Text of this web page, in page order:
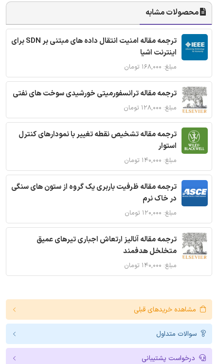
محصولات مشابه
ترجمه مقاله امنیت انتقال داده های مبتنی بر SDN برای
اینترنت اشیا
مبلغ: ۱۶۸,۰۰۰ تومان
ترجمه مقاله ترانسفورمیتی خورشیدی سوخت های نفتی
مبلغ: ۱۲۸,۰۰۰ تومان
ترجمه مقاله تشخیص نقطه تغییر با نمودارهای کنترل
استوار
مبلغ: ۱۴۰,۰۰۰ تومان
ترجمه مقاله ظرفیت باربری یک گروه از ستون های سنگی
در خاک نرم
مبلغ: ۱۲۰,۰۰۰ تومان
ترجمه مقاله آنالیز ارتعاش اجباری تیرهای عمیق
متخلخل هدفمند
مبلغ: ۱۴۰,۰۰۰ تومان
مشاهده خریدهای قبلی
سوالات متداول
درخواست پشتیبانی